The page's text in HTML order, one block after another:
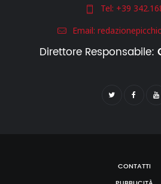
Tel: +39
Email:
Direttore Responsabile:
CONTATTI